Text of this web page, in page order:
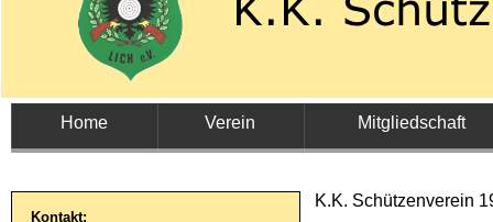
K.K. Schützenverein
Home Verein Mitgliedschaft
Kontakt: